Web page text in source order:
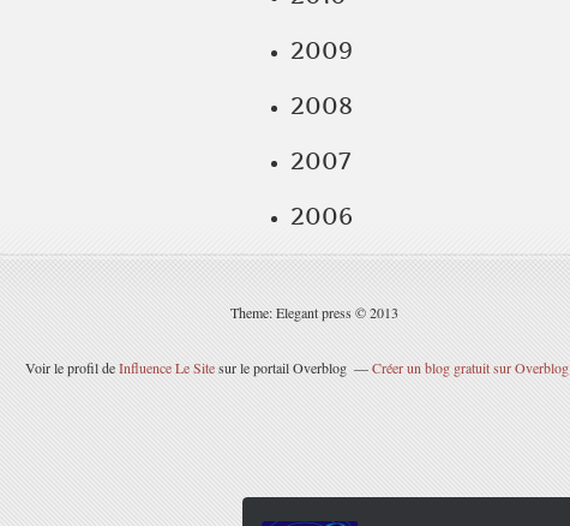
2009
2008
2007
2006
Theme: Elegant press © 2013
Voir le profil deInfluence Le Sitesur le portail Overblog Créer un blog gratuit sur Overblog